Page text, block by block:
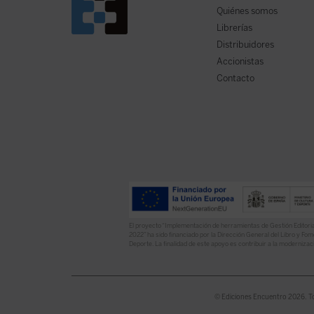
Quiénes somos
Librerías
Distribuidores
Accionistas
Contacto
El proyecto “Implementación de herramientas de Gestión
2022” ha sido financiado por la Dirección General del Libro y
Deporte. La finalidad de este apoyo es contribuir a la
© Ediciones Encuentro 2026.